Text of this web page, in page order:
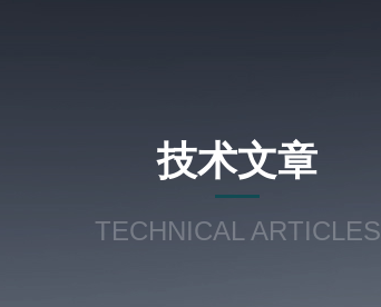
技术文章
TECHNICAL ARTICLES